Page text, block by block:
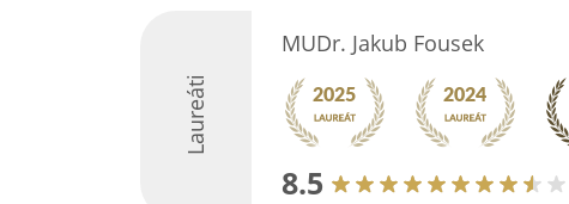
Laureáti
MUDr. Jakub Fousek
8.5